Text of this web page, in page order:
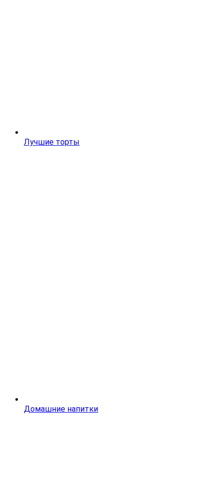
Лучшие торты
Домашние напитки